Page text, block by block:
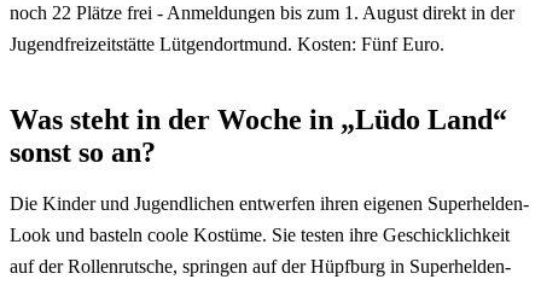
noch 22 Plätze frei - Anmeldungen bis zum 1. August direkt in der
Jugendfreizeitstätte Lütgendortmund. Kosten: Fünf Euro.
Was steht in der Woche in „Lüdo Land“
sonst so an?
Die Kinder und Jugendlichen entwerfen ihren eigenen Superhelden-
Look und basteln coole Kostüme. Sie testen ihre Geschicklichkeit
auf der Rollenrutsche, springen auf der Hüpfburg in Superhelden-